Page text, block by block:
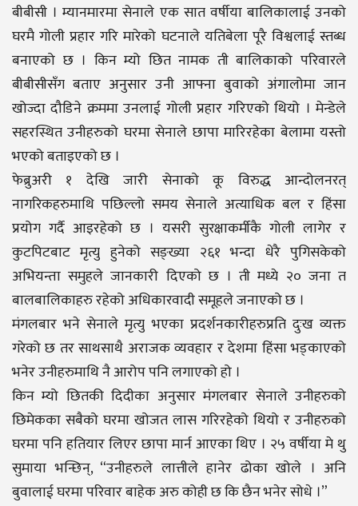
बीबीसी । म्यानमारमा सेनाले एक सात वर्षीया बालिकालाई उनको
घरमै गोली प्रहार गरि मारेको घटनाले यतिबेला पूरै विश्वलाई स्तब्ध
बनाएको छ । किन म्यो छित नामक ती बालिकाको परिवारले
बीबीसीसँग बताए अनुसार उनी आफ्ना बुवाको अंगालोमा जान
खोज्दा दौडिने क्रममा उनलाई गोली प्रहार गरिएको थियो । मेन्डेले
सहरस्थित उनीहरुको घरमा सेनाले छापा मारिरहेका बेलामा यस्तो
भएको बताइएको छ ।
फेब्रुअरी १ देखि जारी सेनाको कू विरुद्ध आन्दोलनरत्
नागरिकहरुमाथि पछिल्लो समय सेनाले अत्याधिक बल र हिंसा
प्रयोग गर्दै आइरहेको छ । यसरी सुरक्षाकर्मीकै गोली लागेर र
कुटपिटबाट मृत्यु हुनेको सङ्ख्या २६१ भन्दा धेरै पुगिसकेको
अभियन्ता समुहले जानकारी दिएको छ । ती मध्ये २० जना त
बालबालिकाहरु रहेको अधिकारवादी समूहले जनाएको छ ।
मंगलबार भने सेनाले मृत्यु भएका प्रदर्शनकारीहरुप्रति दुःख व्यक्त
गरेको छ तर साथसाथै अराजक व्यवहार र देशमा हिंसा भड्काएको
भनेर उनीहरुमाथि नै आरोप पनि लगाएको हो ।
किन म्यो छितकी दिदीका अनुसार मंगलबार सेनाले उनीहरुको
छिमेकका सबैको घरमा खोजत लास गरिरहेको थियो र उनीहरुको
घरमा पनि हतियार लिएर छापा मार्न आएका थिए । २५ वर्षीया मे थु
सुमाया भन्छिन्, “उनीहरुले लात्तीले हानेर ढोका खोले । अनि
बुवालाई घरमा परिवार बाहेक अरु कोही छ कि छैन भनेर सोधे ।”